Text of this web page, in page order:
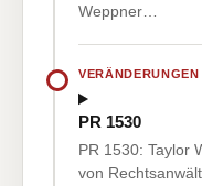
Weppner…
VERÄNDERUNGEN
PR 1530
PR 1530: Taylor
von